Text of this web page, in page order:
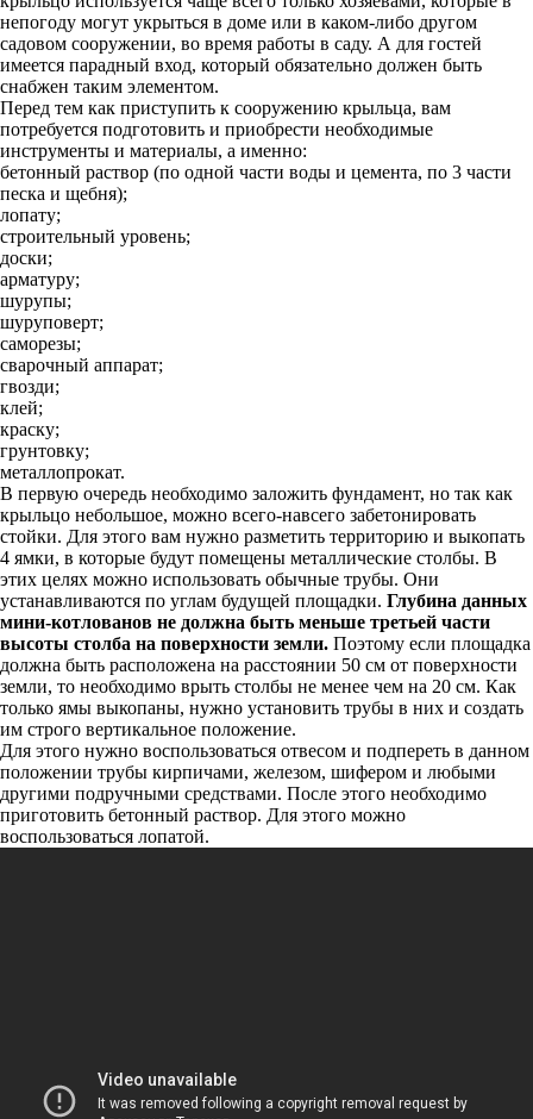
непогоду могут укрыться в доме или в каком-либо другом
садовом сооружении, во время работы в саду. А для гостей
имеется парадный вход, который обязательно должен быть
снабжен таким элементом.
Перед тем как приступить к сооружению крыльца, вам
потребуется подготовить и приобрести необходимые
инструменты и материалы, а именно:
бетонный раствор (по одной части воды и цемента, по 3 части
песка и щебня);
лопату;
строительный уровень;
доски;
арматуру;
шурупы;
шуруповерт;
саморезы;
сварочный аппарат;
гвозди;
клей;
краску;
грунтовку;
металлопрокат.
В первую очередь необходимо заложить фундамент, но так как
крыльцо небольшое, можно всего-навсего забетонировать
стойки. Для этого вам нужно разметить территорию и выкопать
4 ямки, в которые будут помещены металлические столбы. В
этих целях можно использовать обычные трубы. Они
устанавливаются по углам будущей площадки. Глубина данных
мини-котлованов не должна быть меньше третьей части
высоты столба на поверхности земли. Поэтому если площадка
должна быть расположена на расстоянии 50 см от поверхности
земли, то необходимо врыть столбы не менее чем на 20 см. Как
только ямы выкопаны, нужно установить трубы в них и создать
им строго вертикальное положение.
Для этого нужно воспользоваться отвесом и подпереть в данном
положении трубы кирпичами, железом, шифером и любыми
другими подручными средствами. После этого необходимо
приготовить бетонный раствор. Для этого можно
воспользоваться лопатой.